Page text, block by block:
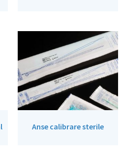
Anse calibrare sterile